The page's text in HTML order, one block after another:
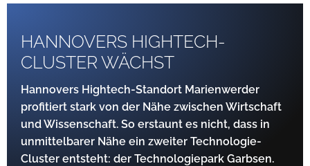
HANNOVERS HIGHTECH-
CLUSTER WÄCHST
Hannovers Hightech-Standort Marienwerder
profitiert stark von der Nähe zwischen Wirtschaft
und ­Wissenschaft. So erstaunt es nicht, dass in
unmittel­barer Nähe ein zweiter Technologie-
Cluster entsteht: der Technologiepark Garbsen.